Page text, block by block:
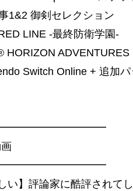
1&2 御剣セレクション
LINE -最終防衛学園-
HORIZON ADVENTURES
Switch Online + 追加
い】評論家に酷評されて